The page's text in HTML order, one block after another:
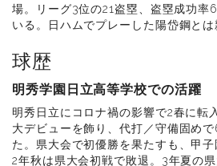
場。リーグ3位の21盗塁、盗塁成功率
いる。日ハムでプレーした陽岱鋼とは
球歴
明秀学園日立高等学校での活躍
明秀日立にコロナ禍の影響で2春に転
大デビューを飾り、代打／守備固め
た。県大会で初優勝を果たすも、甲子
2年秋は県大会初戦で敗退。3年夏の